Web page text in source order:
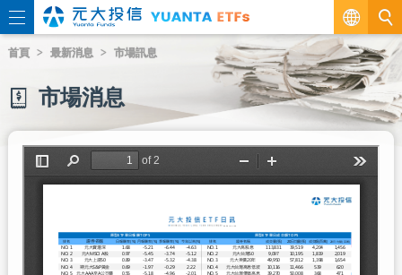
繁
EN
首頁 最新消息 市場訊息
市場消息